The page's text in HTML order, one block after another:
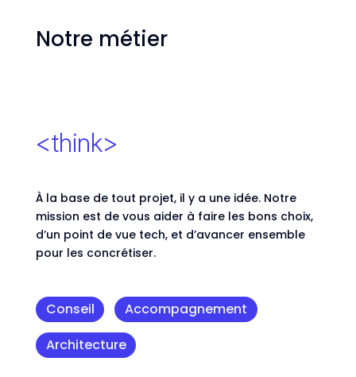
Notre métier
<think>
À la base de tout projet, il y a une idée. Notre
mission est de vous aider à faire les bons choix,
d’un point de vue tech, et d’avancer ensemble
pour les concrétiser.
Conseil
Accompagnement
Architecture